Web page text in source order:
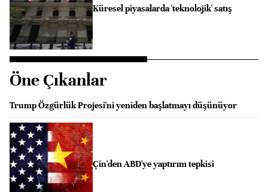
Küresel piyasalarda 'teknolojik' satış
Öne Çıkanlar
Trump Özgürlük Projesi'ni yeniden başlatmayı düşünüyor
Çin'den ABD'ye yaptırım tepkisi